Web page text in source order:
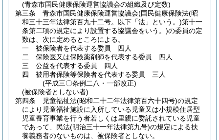
(青森市国民健康保険運営協議会の組織及び定数)
第三条
青森市国民健康保険運営協議会(国民健康保険法(昭
和三十三年法律第百九十二号。以下「法」という。)第十一
条第二項の規定により設置する協議会をいう。)の委員の定
数は、次に定めるところによる。
一
被保険者を代表する委員 四人
二
保険医又は保険薬剤師を代表する委員 四人
三
公益を代表する委員 四人
四
被用者保険等保険者を代表する委員 三人
(平成三〇条例二八・一部改正)
(被保険者としない者)
第四条
児童福祉法(昭和二十二年法律第百六十四号)の規定
により児童福祉施設に入所している児童又は小規模住居型
児童養育事業を行う者若しくは里親に委託されている児童
であって、民法(明治三十一年法律第九号)の規定による扶
養義務者のないものは、被保険者としない。